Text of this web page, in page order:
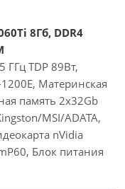
8Гб, DDR4
ГГц TDP 89Вт,
Материнская
память 2x32Gb
MSI/ADATA,
nVidia
Блок питания